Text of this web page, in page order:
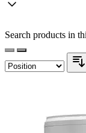
Search products in